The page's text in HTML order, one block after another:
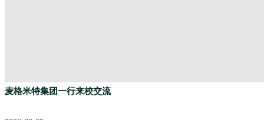
麦格米特集团一行来校交流